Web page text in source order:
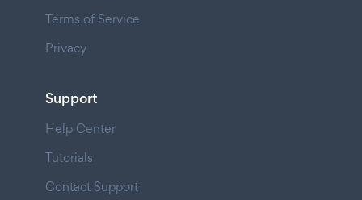
Terms of Service
Privacy
Support
Help Center
Tutorials
Contact Support